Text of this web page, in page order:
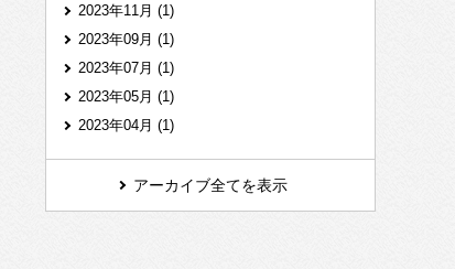
2023年11月 (1)
2023年09月 (1)
2023年07月 (1)
2023年05月 (1)
2023年04月 (1)
アーカイブ全てを表示